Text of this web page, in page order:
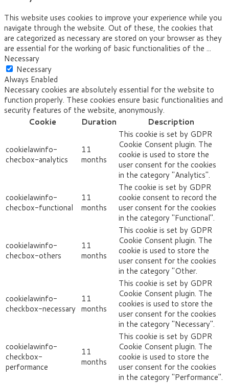
This website uses cookies to improve your experience while you
navigate through the website. Out of these, the cookies that
are categorized as necessary are stored on your browser as they
are essential for the working of basic functionalities of the ...
Necessary
Necessary
Always Enabled
Necessary cookies are absolutely essential for the website to
function properly. These cookies ensure basic functionalities and
security features of the website, anonymously.
Cookie
Duration Description
cookielawinfo-
checbox-analytics
11
months
This cookie is set by GDPR
Cookie Consent plugin. The
cookie is used to store the
user consent for the cookies
in the category "Analytics".
cookielawinfo-
checbox-functional
11
months
The cookie is set by GDPR
cookie consent to record the
user consent for the cookies
in the category "Functional".
cookielawinfo-
checbox-others
11
months
This cookie is set by GDPR
Cookie Consent plugin. The
cookie is used to store the
user consent for the cookies
in the category "Other.
cookielawinfo-
checkbox-necessary
11
months
This cookie is set by GDPR
Cookie Consent plugin. The
cookies is used to store the
user consent for the cookies
in the category "Necessary".
cookielawinfo-
checkbox-
performance
11
months
This cookie is set by GDPR
Cookie Consent plugin. The
cookie is used to store the
user consent for the cookies
in the category "Performance".